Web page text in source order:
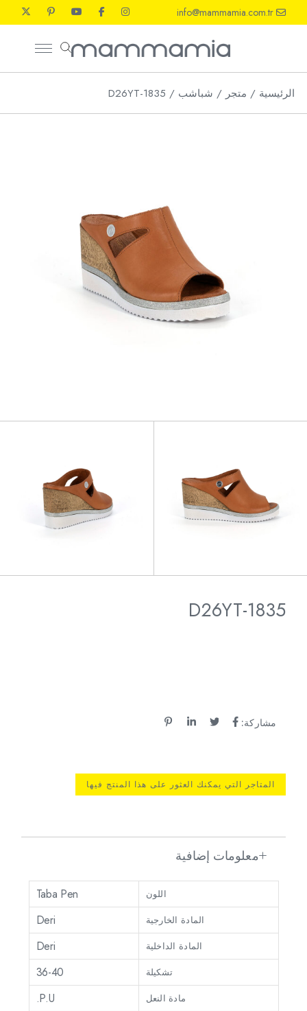
the
info@mammamia.com.tr
الرئيسية متجر شباشب D26YT-1835
D26YT-1835
مشاركة:
المتاجر التي يمكنك العثور على هذا المنتج فيها
معلومات إضافية
اللون Taba Pen
المادة الخارجية Deri
المادة الداخلية Deri
تشكيلة 36-40
مادة النعل P.U.